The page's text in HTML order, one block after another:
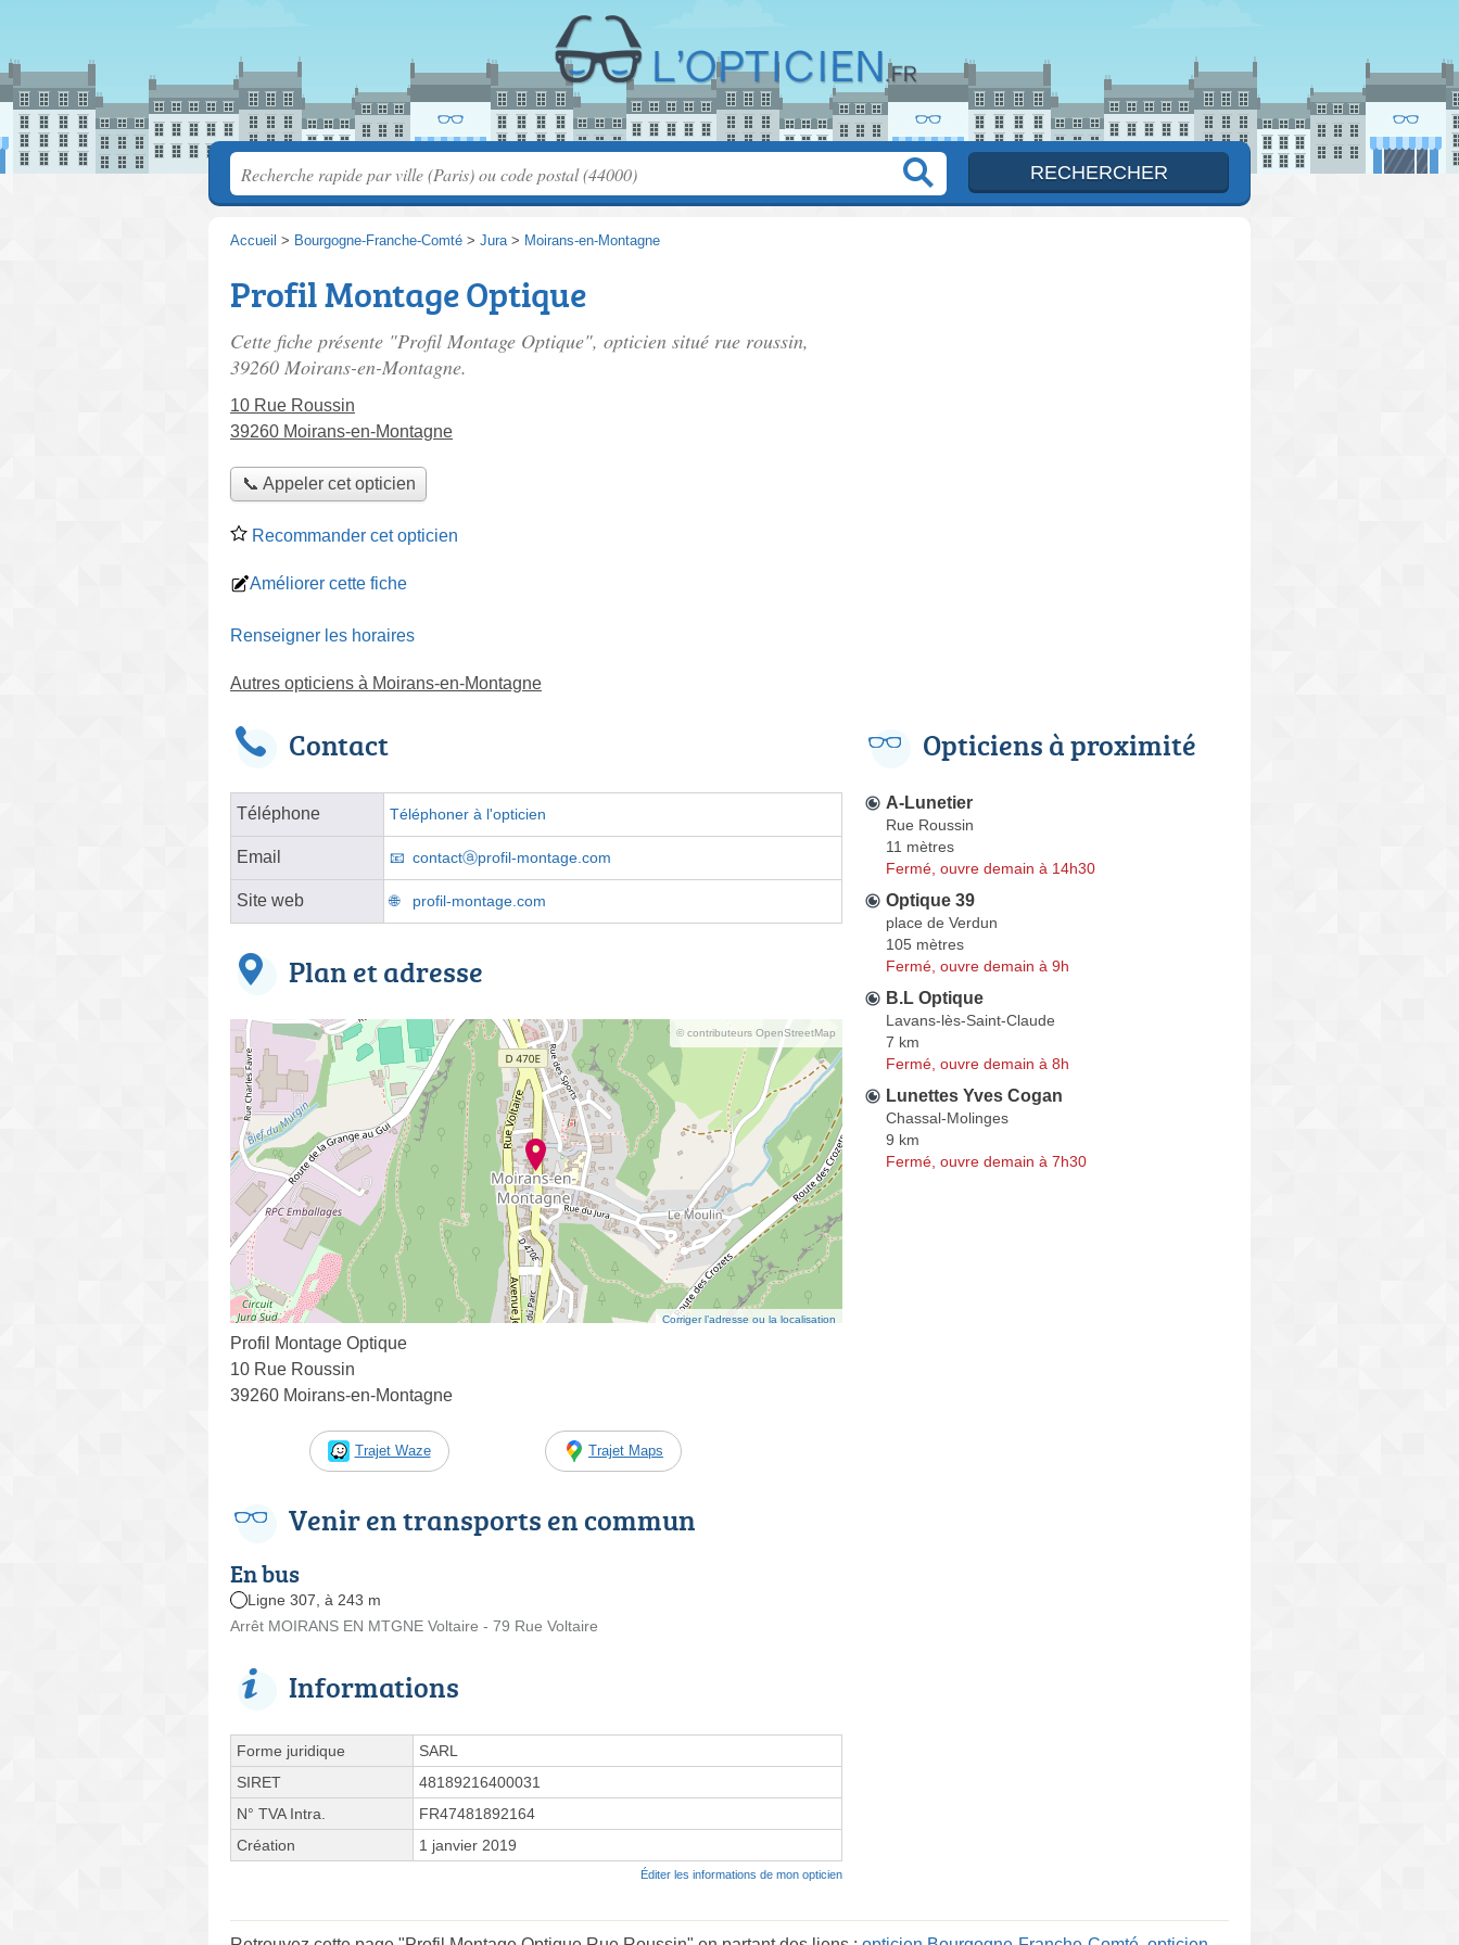
Accueil > Bourgogne-Franche-Comté > Jura> Moirans-en-Montagne
Profil Montage Optique
Cette fiche présente "Profil Montage Optique", opticien situé rue roussin,
39260 Moirans-en-Montagne.
10 Rue Roussin
39260 Moirans-en-Montagne
📞 Appeler cet opticien
Recommander cet opticien
Améliorer cette fiche
Renseigner les horaires
Autres opticiens à Moirans-en-Montagne
Contact
Téléphone Téléphoner à l'opticien
Email contactⓐprofil-montage.com
Site web profil-montage.com
Plan et adresse
© contributeurs OpenStreetMap
Corriger l’adresse ou la localisation
Profil Montage Optique
10 Rue Roussin
39260 Moirans-en-Montagne
Trajet Waze Trajet Maps
Venir en transports en commun
En bus
Ligne 307, à 243 m
Arrêt MOIRANS EN MTGNE Voltaire - 79 Rue Voltaire
Informations
Forme juridique
SARL
SIRET
48189216400031
N° TVA Intra.
FR47481892164
Création
1 janvier 2019
Éditer les informations de mon opticien
Opticiens à proximité
A-Lunetier
Rue Roussin
11 mètres
Fermé, ouvre demain à 14h30
Optique 39
place de Verdun
105 mètres
Fermé, ouvre demain à 9h
B.L Optique
Lavans-lès-Saint-Claude
7 km
Fermé, ouvre demain à 8h
Lunettes Yves Cogan
Chassal-Molinges
9 km
Fermé, ouvre demain à 7h30